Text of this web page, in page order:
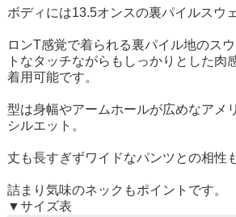
ボディには13.5オンスの裏パイルスウ
ロンT感覚で着られる裏パイル地のス
トなタッチながらもしっかりとした肉
着用可能です。
型は身幅やアームホールが広めなアメ
シルエット。
丈も長すぎずワイドなパンツとの相性
詰まり気味のネックもポイントです。
▼サイズ表